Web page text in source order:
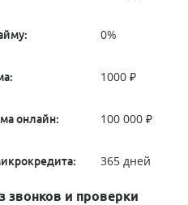
0%
1000 ₽
онлайн: 100 000 ₽
365 дней
звонков и проверки